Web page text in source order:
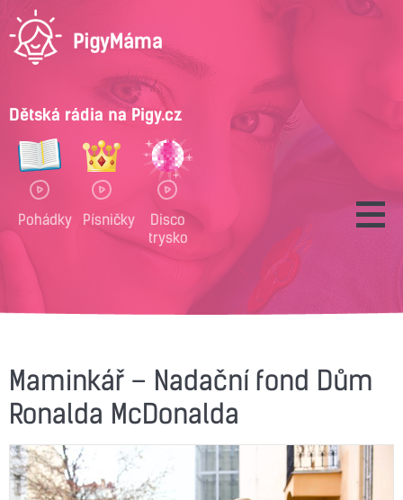
Dětská rádia na Pigy.cz
Pohádky Písničky
Disco
trysko
Maminkář – Nadační fond Dům
Ronalda McDonalda